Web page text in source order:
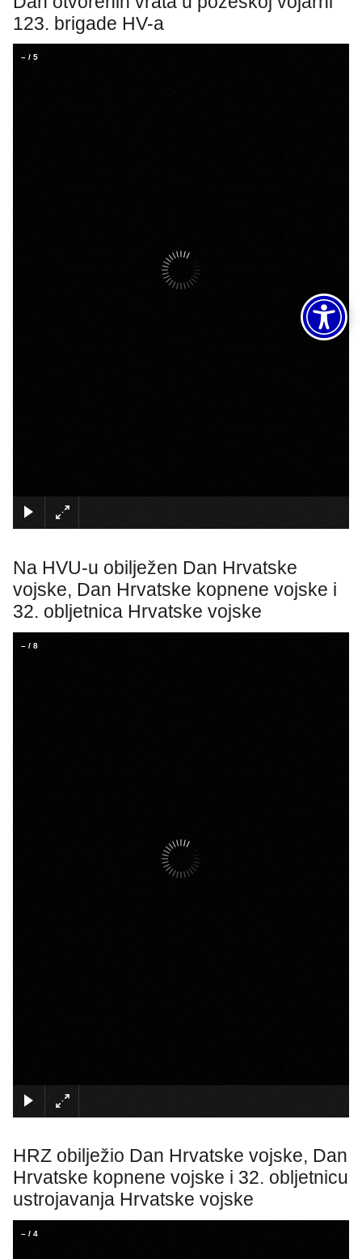
123. brigade HV-a
– / 5
Na HVU-u obilježen Dan Hrvatske
vojske, Dan Hrvatske kopnene vojske i
32. obljetnica Hrvatske vojske
– / 8
HRZ obilježio Dan Hrvatske vojske, Dan
Hrvatske kopnene vojske i 32. obljetnicu
ustrojavanja Hrvatske vojske
– / 4